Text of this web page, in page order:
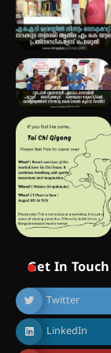
Get In Touch
Twitter
LinkedIn